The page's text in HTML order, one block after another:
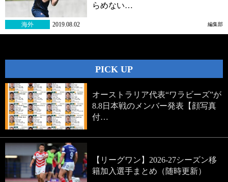
らめない…
海外 2019.08.02 編集部
PICK UP
オーストラリア代表“ワラビーズ”が
8.8日本戦のメンバー発表【顔写真
付…
【リーグワン】2026-27シーズン移
籍加入選手まとめ（随時更新）